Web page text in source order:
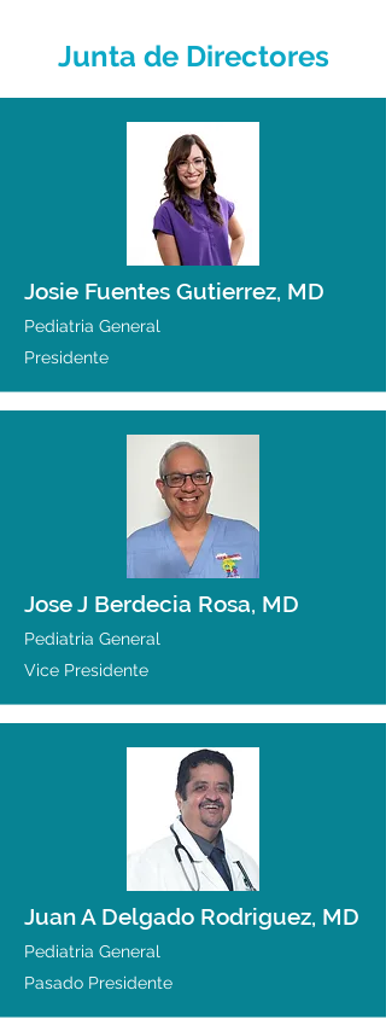
Junta de Directores
Josie Fuentes Gutierrez, MD
Pediatria General
Presidente
Jose J Berdecia Rosa, MD
Pediatria General
Vice Presidente
Juan A Delgado Rodriguez, MD
Pediatria General
Pasado Presidente